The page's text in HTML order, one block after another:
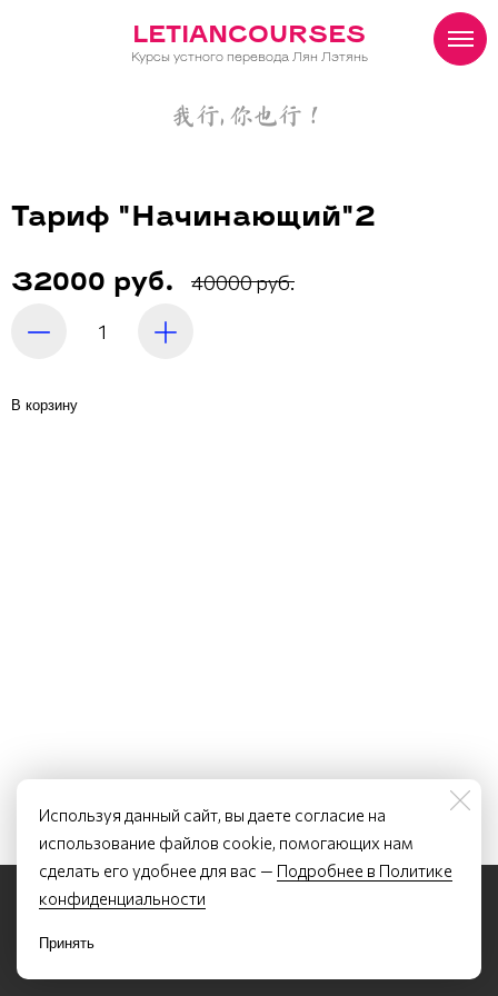
LETIANCOURSES
Курсы устного перевода Лян Лэтянь
我行, 你也行！
Тариф "Начинающий"2
32000 руб. 40000 руб.
В корзину
Используя данный сайт, вы даете согласие на
использование файлов cookie, помогающих нам
сделать его удобнее для вас — Подробнее в Политике
конфиденциальности
Принять
©2022 - 2026 Курсы устного перевода и китайского языка Лян Лэтянь
По всем вопросам обращаться по почте: